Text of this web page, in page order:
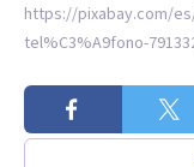
https://pixabay.com/
tel%C3%A9fono-